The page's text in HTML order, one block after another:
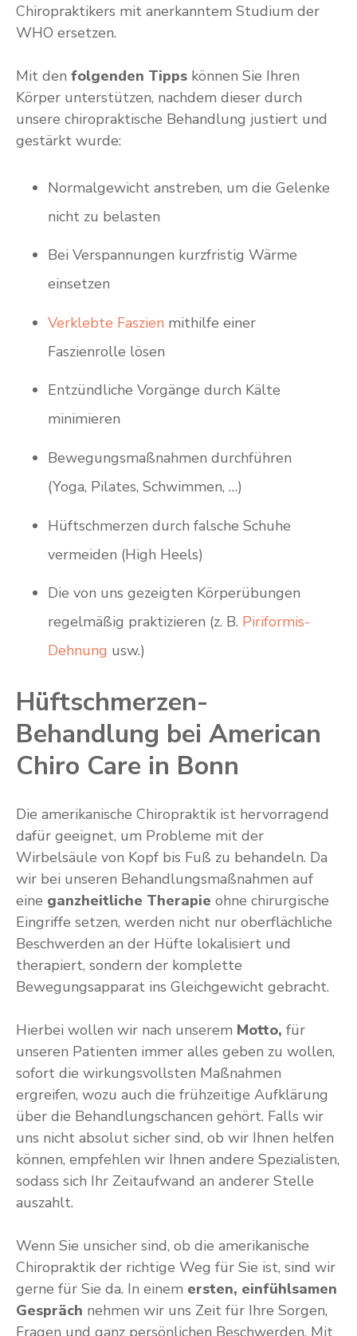
Chiropraktikers mit anerkanntem Studium der
WHO ersetzen.
Mit den folgenden Tipps können Sie Ihren
Körper unterstützen, nachdem dieser durch
unsere chiropraktische Behandlung justiert und
gestärkt wurde:
Normalgewicht anstreben, um die Gelenke
nicht zu belasten
Bei Verspannungen kurzfristig Wärme
einsetzen
Verklebte Faszienmithilfe einer
Faszienrolle lösen
Entzündliche Vorgänge durch Kälte
minimieren
Bewegungsmaßnahmen durchführen
(Yoga, Pilates, Schwimmen, …)
Hüftschmerzen durch falsche Schuhe
vermeiden (High Heels)
Die von uns gezeigten Körperübungen
regelmäßig praktizieren (z. B. Piriformis-
Dehnung usw.)
Hüftschmerzen-
Behandlung bei American
Chiro Care in Bonn
Die amerikanische Chiropraktik ist hervorragend
dafür geeignet, um Probleme mit der
Wirbelsäule von Kopf bis Fuß zu behandeln. Da
wir bei unseren Behandlungsmaßnahmen auf
eine ganzheitliche Therapie ohne chirurgische
Eingriffe setzen, werden nicht nur oberflächliche
Beschwerden an der Hüfte lokalisiert und
therapiert, sondern der komplette
Bewegungsapparat ins Gleichgewicht gebracht.
Hierbei wollen wir nach unserem Motto, für
unseren Patienten immer alles geben zu wollen,
sofort die wirkungsvollsten Maßnahmen
ergreifen, wozu auch die frühzeitige Aufklärung
über die Behandlungschancen gehört. Falls wir
uns nicht absolut sicher sind, ob wir Ihnen helfen
können, empfehlen wir Ihnen andere Spezialisten,
sodass sich Ihr Zeitaufwand an anderer Stelle
auszahlt.
Wenn Sie unsicher sind, ob die amerikanische
Chiropraktik der richtige Weg für Sie ist, sind wir
gerne für Sie da. In einem ersten, einfühlsamen
Gespräch nehmen wir uns Zeit für Ihre Sorgen,